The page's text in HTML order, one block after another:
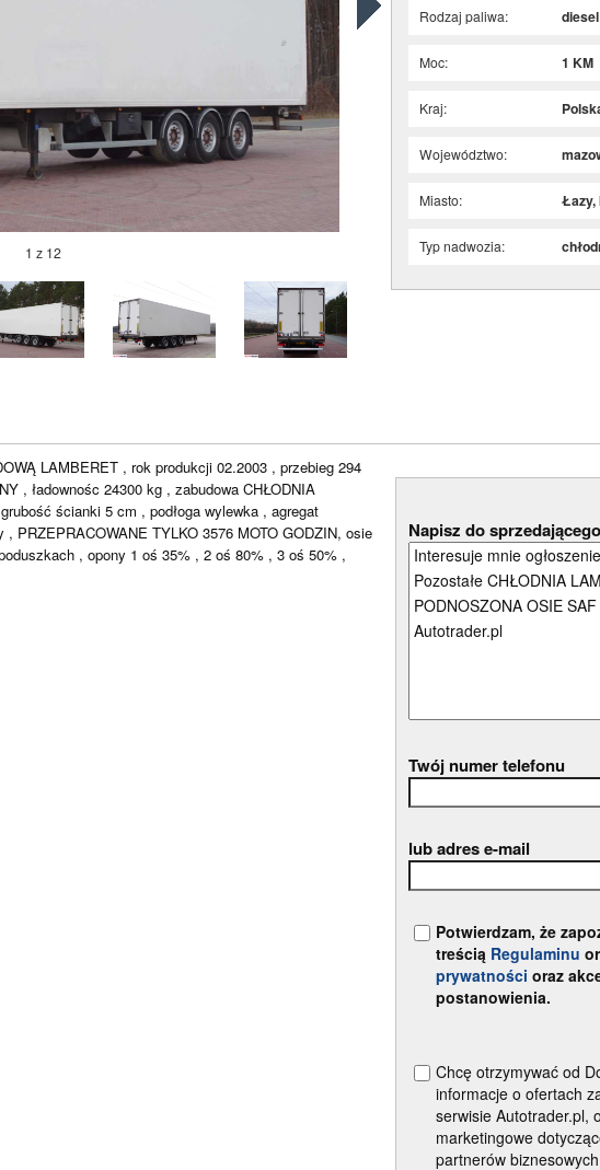
1 z 12
Rodzaj paliwa: diesel
Moc: 1 KM
Kraj:
Województwo:
Miasto: Łazy,
Typ nadwozia:
LAMBERET , rok produkcji 02.2003 , przebieg 294
, ładownośc 24300 kg , zabudowa CHŁODNIA
ścianki 5 cm , podłoga wylewka , agregat
PRZEPRACOWANE TYLKO 3576 MOTO GODZIN, osie
, opony 1 oś 35% , 2 oś 80% , 3 oś 50% ,
Napisz do sprzedającego
Twój numer telefonu
lub adres e-mail
Potwierdzam, że
treścią Regulaminu
prywatności oraz
postanowienia.
Chcę otrzymywać od
informacje o ofertach
serwisie Autotrader.pl,
marketingowe
partnerów biznesowych